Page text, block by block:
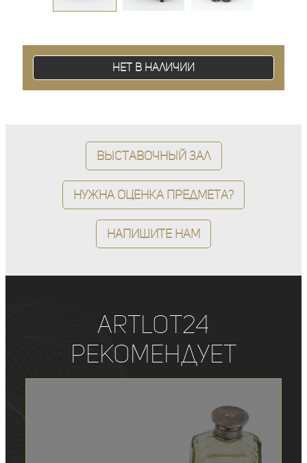
Нет в наличии
Выставочный зал
Нужна оценка предмета?
Напишите нам
ArtLot24
рекомендует